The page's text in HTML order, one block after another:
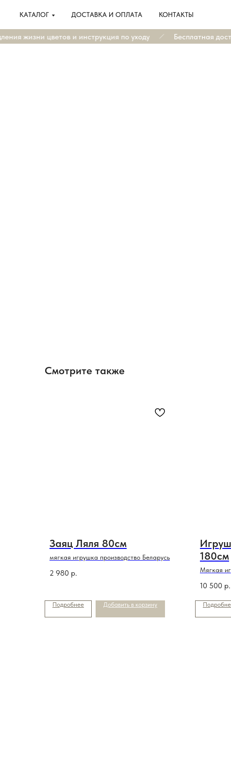
КАТАЛОГ ДОСТАВКА И ОПЛАТА КОНТАКТЫ
жизни цветов и инструкция по уходу Бесплатная
Смотрите также
Заяц Ляля 80см
мягкая игрушка производство Беларусь
2 980 р.
Подробнее Добавить в корзину
180см
Мягкая
10 500 р.